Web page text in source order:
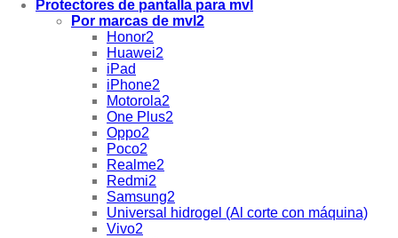
Protectores de pantalla para mvl
Por marcas de mvl2
Honor2
Huawei2
iPad
iPhone2
Motorola2
One Plus2
Oppo2
Poco2
Realme2
Redmi2
Samsung2
Universal hidrogel (Al corte con máquina)
Vivo2